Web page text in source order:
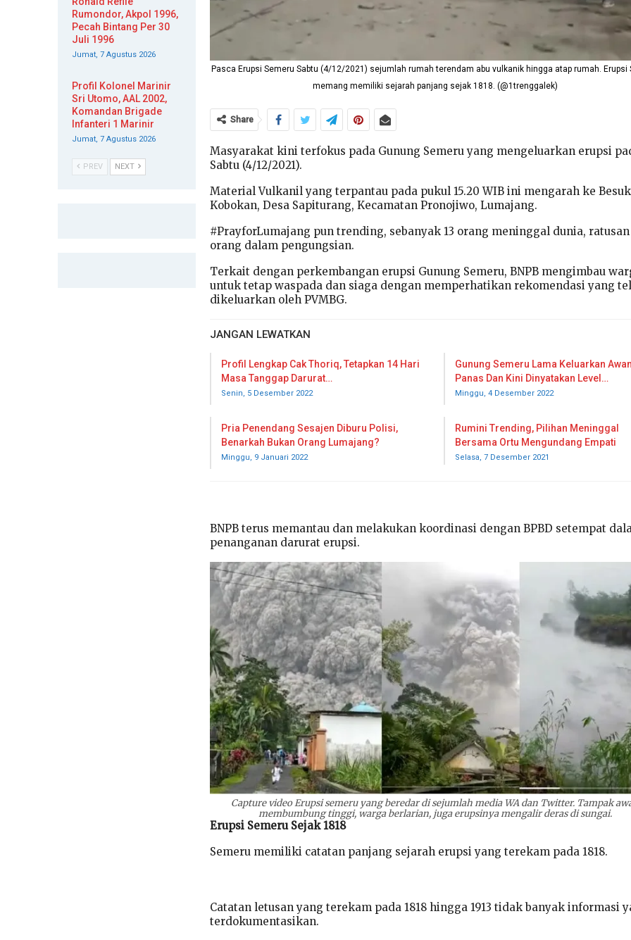
Pasca Erupsi Semeru Sabtu (4/12/2021) sejumlah rumah terendam abu vulkanik hingga atap rumah. Erupsi
memang memiliki sejarah panjang sejak 1818. (@1trenggalek)
Share
Masyarakat kini terfokus pada Gunung Semeru yang mengeluarkan erupsi
Sabtu (4/12/2021).
Material Vulkanil yang terpantau pada pukul 15.20 WIB ini mengarah ke Besuk
Kobokan, Desa Sapiturang, Kecamatan Pronojiwo, Lumajang.
#PrayforLumajang pun trending, sebanyak 13 orang meninggal dunia, ratusan
orang dalam pengungsian.
Terkait dengan perkembangan erupsi Gunung Semeru, BNPB mengimbau
untuk tetap waspada dan siaga dengan memperhatikan rekomendasi yang
dikeluarkan oleh PVMBG.
JANGAN LEWATKAN
Profil Lengkap Cak Thoriq, Tetapkan 14 Hari
Masa Tanggap Darurat…
Senin, 5 Desember 2022
Gunung Semeru Lama Keluarkan
Panas Dan Kini Dinyatakan Level…
Minggu, 4 Desember 2022
Pria Penendang Sesajen Diburu Polisi,
Benarkah Bukan Orang Lumajang?
Minggu, 9 Januari 2022
Rumini Trending, Pilihan Meninggal
Bersama Ortu Mengundang Empati
Selasa, 7 Desember 2021
BNPB terus memantau dan melakukan koordinasi dengan BPBD setempat
penanganan darurat erupsi.
Capture video Erupsi semeru yang beredar di sejumlah media WA dan Twitter. Tampak
membumbung tinggi, warga berlarian, juga erupsinya mengalir deras di sungai.
Erupsi Semeru Sejak 1818
Semeru memiliki catatan panjang sejarah erupsi yang terekam pada 1818.
Catatan letusan yang terekam pada 1818 hingga 1913 tidak banyak informasi
terdokumentasikan.
Rumondor, Akpol 1996,
Pecah Bintang Per 30
Juli 1996
Jumat, 7 Agustus 2026
Profil Kolonel Marinir
Sri Utomo, AAL 2002,
Komandan Brigade
Infanteri 1 Marinir
Jumat, 7 Agustus 2026
PREV NEXT